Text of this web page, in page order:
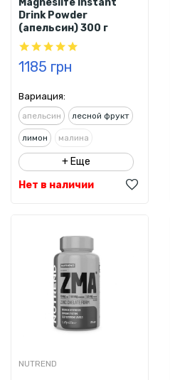
Drink Powder
(aпельсин) 300 г
1185 грн
Вариация:
aпельсин лесной фрукт
лимон малина
+ Еще
Нет в наличии
NUTREND